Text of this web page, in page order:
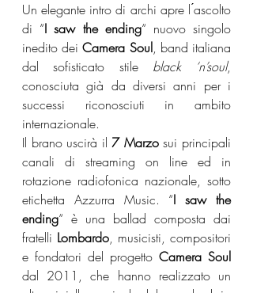
Un elegante intro di archi apre l ́ascolto
di “I saw the ending“ nuovo singolo
inedito dei Camera Soul, band italiana
dal sofisticato stile black ‘n’soul,
conosciuta già da diversi anni per i
successi riconosciuti in ambito
internazionale.
Il brano uscirà il 7 Marzo sui principali
canali di streaming on line ed in
rotazione radiofonica nazionale, sotto
etichetta Azzurra Music. “I saw the
ending“ è una ballad composta dai
fratelli Lombardo, musicisti, compositori
e fondatori del progetto
dal 2011, che hanno realizzato un